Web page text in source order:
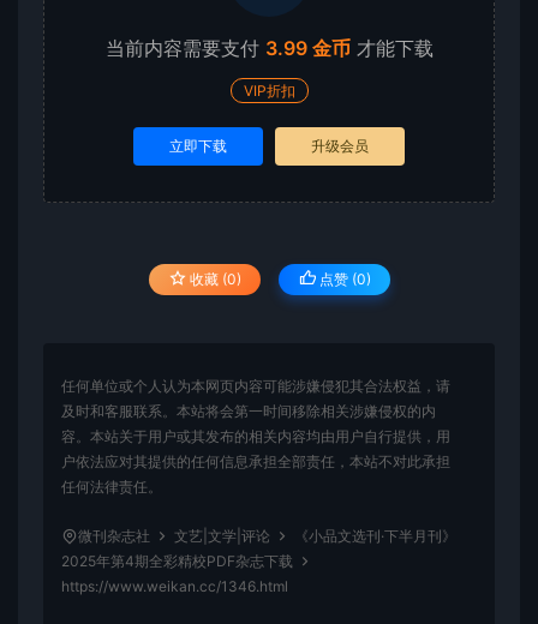
当前内容需要支付 3.99 金币 才能下载
VIP折扣
立即下载 升级会员
收藏 (0) 点赞 (0)
任何单位或个人认为本网页内容可能涉嫌侵犯其合法权益，请
及时和客服联系。本站将会第一时间移除相关涉嫌侵权的内
容。本站关于用户或其发布的相关内容均由用户自行提供，用
户依法应对其提供的任何信息承担全部责任，本站不对此承担
任何法律责任。
微刊杂志社 文艺|文学|评论
《小品文选刊·下半月刊》
2025年第4期全彩精校PDF杂志下载
https://www.weikan.cc/1346.html